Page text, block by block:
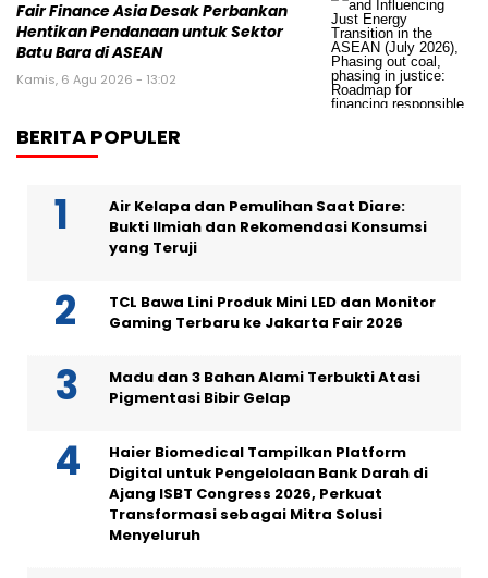
Fair Finance Asia Desak Perbankan
Hentikan Pendanaan untuk Sektor
Batu Bara di ASEAN
Kamis, 6 Agu 2026 - 13:02
BERITA POPULER
Air Kelapa dan Pemulihan Saat Diare:
Bukti Ilmiah dan Rekomendasi Konsumsi
yang Teruji
TCL Bawa Lini Produk Mini LED dan Monitor
Gaming Terbaru ke Jakarta Fair 2026
Madu dan 3 Bahan Alami Terbukti Atasi
Pigmentasi Bibir Gelap
Haier Biomedical Tampilkan Platform
Digital untuk Pengelolaan Bank Darah di
Ajang ISBT Congress 2026, Perkuat
Transformasi sebagai Mitra Solusi
Menyeluruh